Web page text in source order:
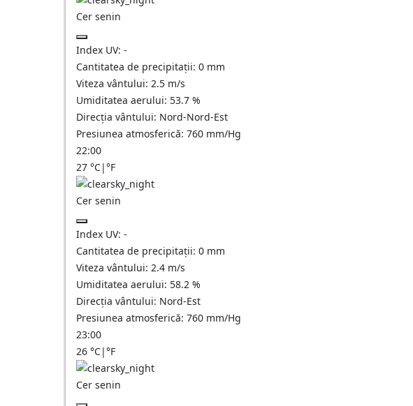
Cer senin
Index UV: -
Cantitatea de precipitații: 0 mm
Viteza vântului: 2.5 m/s
Umiditatea aerului: 53.7 %
Direcția vântului: Nord-Nord-Est
Presiunea atmosferică: 760 mm/Hg
22:00
27 °C|°F
Cer senin
Index UV: -
Cantitatea de precipitații: 0 mm
Viteza vântului: 2.4 m/s
Umiditatea aerului: 58.2 %
Direcția vântului: Nord-Est
Presiunea atmosferică: 760 mm/Hg
23:00
26 °C|°F
Cer senin